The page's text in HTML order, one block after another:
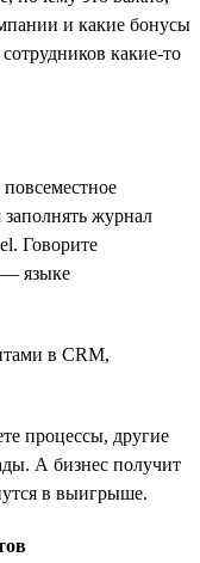
и какие бонусы
какие-то
журнал
Говорите
— языке
в CRM,
процессы, другие
А бизнес получит
в выигрыше.